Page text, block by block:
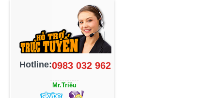
Hotline:0983 032 962
Mr.Triều